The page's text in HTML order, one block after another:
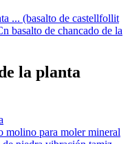
... (basalto de castellfollit
basalto de chancado de la
la planta
molino para moler mineral